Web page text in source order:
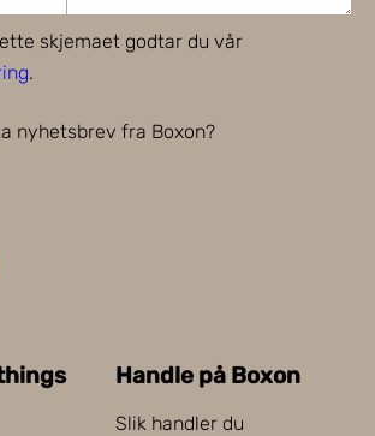
skjemaet godtar du vår
.
nyhetsbrev fra Boxon?
Handle på Boxon
Slik handler du